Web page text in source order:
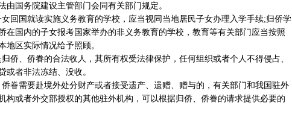
由国务院建设主管部门会同有关部门规定。
回国就读实施义务教育的学校，应当视同当地居民子女办理入学手续;归侨学
在国内的子女报考国家举办的非义务教育的学校，教育等有关部门应当按照
地区实际情况给予照顾。
侨、侨眷的合法收人，其所有权受法律保护，任何组织或者个人不得侵占、
或者非法冻结、没收。
眷需要赴境外处分财产或者接受遗产、遗赠、赠与的，有关部门和我国驻外
构或者外交部授权的其他驻外机构，可以根据归侨、侨眷的请求提供必要的